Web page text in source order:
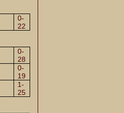
0-
22
0-
28
0-
19
1-
25